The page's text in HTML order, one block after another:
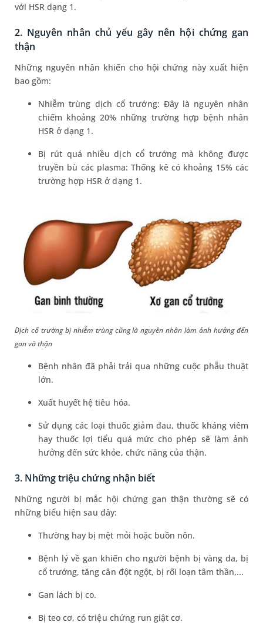
với HSR dạng 1.
2. Nguyên nhân chủ yếu gây nên hội chứng gan
thận
Những nguyên nhân khiến cho hội chứng này xuất hiện
bao gồm:
Nhiễm trùng dịch cổ trướng: Đây là nguyên nhân
chiếm khoảng 20% những trường hợp bệnh nhân
HSR ở dạng 1.
Bị rút quá nhiều dịch cổ trướng mà không được
truyền bù các plasma: Thống kê có khoảng 15% các
trường hợp HSR ở dạng 1.
Dịch cổ trường bị nhiễm trùng cũng là nguyên nhân làm ảnh hưởng đến
gan và thận
Bệnh nhân đã phải trải qua những cuộc phẫu thuật
lớn.
Xuất huyết hệ tiêu hóa.
Sử dụng các loại thuốc giảm đau, thuốc kháng viêm
hay thuốc lợi tiểu quá mức cho phép sẽ làm ảnh
hưởng đến sức khỏe, chức năng của thận.
3. Những triệu chứng nhận biết
Những người bị mắc hội chứng gan thận thường sẽ có
những biểu hiện sau đây:
Thường hay bị mệt mỏi hoặc buồn nôn.
Bệnh lý về gan khiến cho người bệnh bị vàng da, bị
cổ trướng, tăng cân đột ngột, bị rối loạn tâm thần,...
Gan lách bị co.
Bị teo cơ, có triệu chứng run giật cơ.